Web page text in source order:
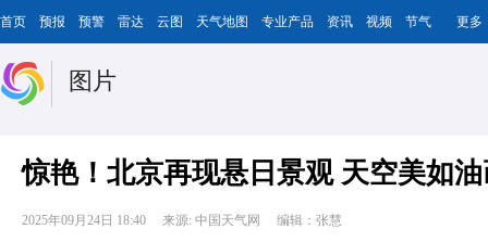
首页 预报 预警 雷达 云图 天气地图 专业产品 资讯 视频 节气 更多
图片
惊艳！北京再现悬日景观 天空美如
2025年09月24日 18:40 来源: 中国天气网 编辑：张慧